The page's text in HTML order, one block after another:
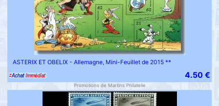
ASTERIX ET OBELIX - Allemagne, Mini-Feuillet de 2015 **
4.50 €
Promotions de Martins Philatelie